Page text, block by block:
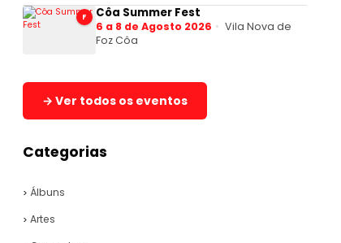
F Côa Summer Fest
6 a 8 de Agosto 2026
Vila Nova de
Foz Côa
→ Ver todos os eventos
Categorias
Álbuns
Artes